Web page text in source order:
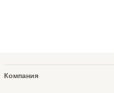
Компания